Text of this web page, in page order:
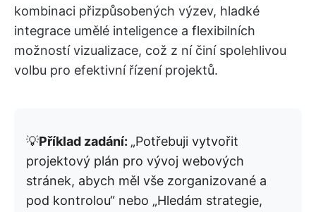
kombinaci přizpůsobených výzev, hladké
integrace umělé inteligence a flexibilních
možností vizualizace, což z ní činí spolehlivou
volbu pro efektivní řízení projektů.
💡Příklad zadání: „Potřebuji vytvořit
projektový plán pro vývoj webových
stránek, abych měl vše zorganizované a
pod kontrolou“ nebo „Hledám strategie,